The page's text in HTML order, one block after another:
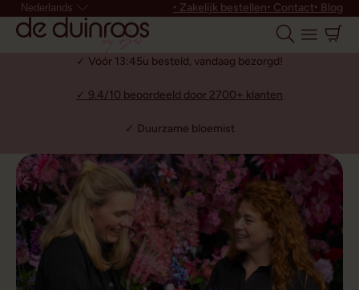
Nederlands ‣ Zakelijk bestellen‣ Contact‣ Blog
✓ Vóór 13:45u besteld, vandaag bezorgd!
✓ 9.4/10 beoordeeld door 2700+ klanten
✓ Duurzame bloemist